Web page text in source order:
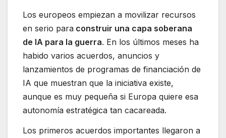
Los europeos empiezan a movilizar recursos
en serio para construir una capa soberana
de IA para la guerra. En los últimos meses ha
habido varios acuerdos, anuncios y
lanzamientos de programas de financiación de
IA que muestran que la iniciativa existe,
aunque es muy pequeña si Europa quiere esa
autonomía estratégica tan cacareada.
Los primeros acuerdos importantes llegaron a